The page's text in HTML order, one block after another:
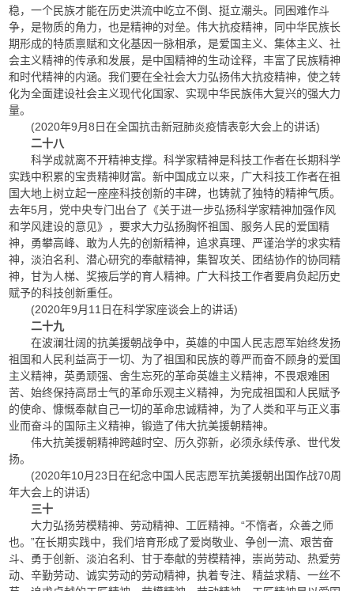
稳，一个民族才能在历史洪流中屹立不倒、挺立潮头。同困难作斗
争，是物质的角力，也是精神的对垒。伟大抗疫精神，同中华民族长
期形成的特质禀赋和文化基因一脉相承，是爱国主义、集体主义、社
会主义精神的传承和发展，是中国精神的生动诠释，丰富了民族精神
和时代精神的内涵。我们要在全社会大力弘扬伟大抗疫精神，使之转
化为全面建设社会主义现代化国家、实现中华民族伟大复兴的强大力
量。
(2020年9月8日在全国抗击新冠肺炎疫情表彰大会上的讲话)
二十八
科学成就离不开精神支撑。科学家精神是科技工作者在长期科学
实践中积累的宝贵精神财富。新中国成立以来，广大科技工作者在祖
国大地上树立起一座座科技创新的丰碑，也铸就了独特的精神气质。
去年5月，党中央专门出台了《关于进一步弘扬科学家精神加强作风
和学风建设的意见》，要求大力弘扬胸怀祖国、服务人民的爱国精
神，勇攀高峰、敢为人先的创新精神，追求真理、严谨治学的求实精
神，淡泊名利、潜心研究的奉献精神，集智攻关、团结协作的协同精
神，甘为人梯、奖掖后学的育人精神。广大科技工作者要肩负起历史
赋予的科技创新重任。
(2020年9月11日在科学家座谈会上的讲话)
二十九
在波澜壮阔的抗美援朝战争中，英雄的中国人民志愿军始终发扬
祖国和人民利益高于一切、为了祖国和民族的尊严而奋不顾身的爱国
主义精神，英勇顽强、舍生忘死的革命英雄主义精神，不畏艰难困
苦、始终保持高昂士气的革命乐观主义精神，为完成祖国和人民赋予
的使命、慷慨奉献自己一切的革命忠诚精神，为了人类和平与正义事
业而奋斗的国际主义精神，锻造了伟大抗美援朝精神。
伟大抗美援朝精神跨越时空、历久弥新，必须永续传承、世代发
扬。
(2020年10月23日在纪念中国人民志愿军抗美援朝出国作战70周
年大会上的讲话)
三十
大力弘扬劳模精神、劳动精神、工匠精神。“不惰者，众善之师
也。”在长期实践中，我们培育形成了爱岗敬业、争创一流、艰苦奋
斗、勇于创新、淡泊名利、甘于奉献的劳模精神，崇尚劳动、热爱劳
动、辛勤劳动、诚实劳动的劳动精神，执着专注、精益求精、一丝不